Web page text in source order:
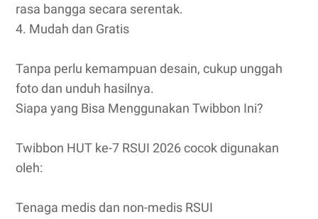
rasa bangga secara serentak.
4. Mudah dan Gratis
Tanpa perlu kemampuan desain, cukup unggah
foto dan unduh hasilnya.
Siapa yang Bisa Menggunakan Twibbon Ini?
Twibbon HUT ke-7 RSUI 2026 cocok digunakan
oleh:
Tenaga medis dan non-medis RSUI